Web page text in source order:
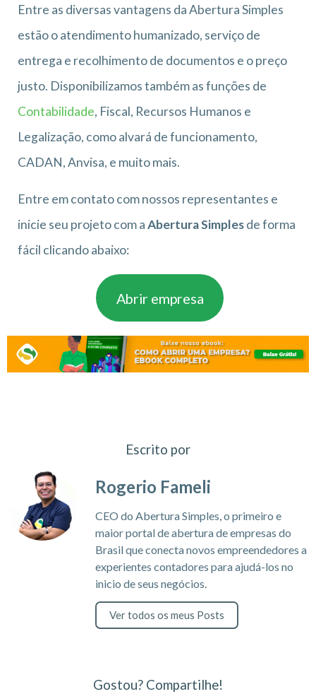
Entre as diversas vantagens da Abertura Simples
estão o atendimento humanizado, serviço de
entrega e recolhimento de documentos e o preço
justo. Disponibilizamos também as funções de
Contabilidade, Fiscal, Recursos Humanos e
Legalização, como alvará de funcionamento,
CADAN, Anvisa, e muito mais.
Entre em contato com nossos representantes e
inicie seu projeto com aAbertura Simplesde forma
fácil clicando abaixo:
Abrir empresa
Escrito por
Rogerio Fameli
CEO do Abertura Simples, o primeiro e
maior portal de abertura de empresas do
Brasil que conecta novos empreendedores a
experientes contadores para ajudá-los no
inicio de seus negócios.
Ver todos os meus Posts
Gostou? Compartilhe!